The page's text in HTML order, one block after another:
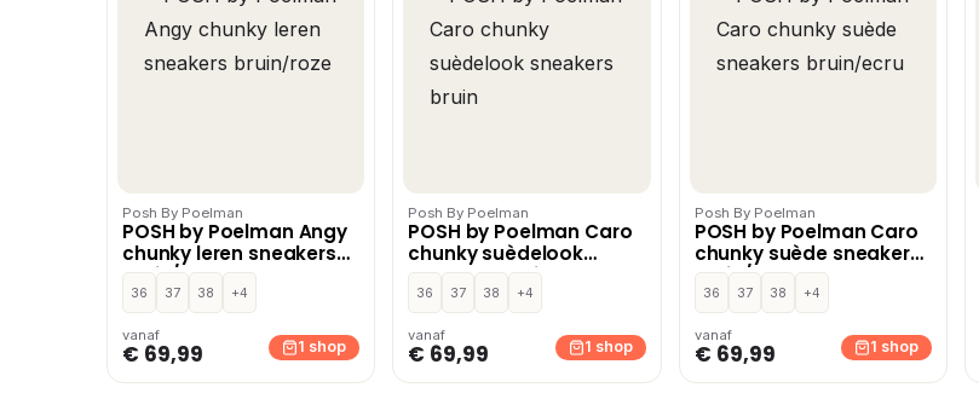
Posh By Poelman
POSH by Poelman Angy
chunky leren sneakers
bruin/roze
36 37 38 +4
vanaf
€ 69,99 1 shop
Posh By Poelman
POSH by Poelman Caro
chunky suèdelook
sneakers bruin
36 37 38 +4
vanaf
€ 69,99 1 shop
Posh By Poelman
POSH by Poelman Caro
chunky suède sneakers
bruin/ecru
36 37 38 +4
vanaf
€ 69,99 1 shop